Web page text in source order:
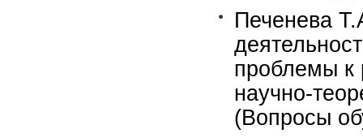
Печенева
проблемы к
научно-
(Вопросы